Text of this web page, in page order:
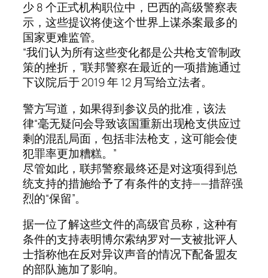
少 8 个正式机构职位中，巴西的高级警察表
示，这些提议将使这个世界上谋杀案最多的
国家更难监管。
“我们认为所有这些变化都是公共枪支管制政
策的挫折，”联邦警察在最近的一项措施通过
下议院后于 2019 年 12 月写给立法者。
警方写道，如果得到参议员的批准，该法
律“毫无疑问会导致该国重新出现枪支供应过
剩的混乱局面，包括非法枪支，这可能会使
犯罪率更加糟糕。”
尽管如此，联邦警察最终还是对这项得到总
统支持的措施给予了有条件的支持——措辞强
烈的“保留”。
据一位了解这些文件的高级官员称，这种有
条件的支持表明博尔索纳罗对一支被批评人
士指称他在反对异议声音的情况下配备盟友
的部队施加了影响。